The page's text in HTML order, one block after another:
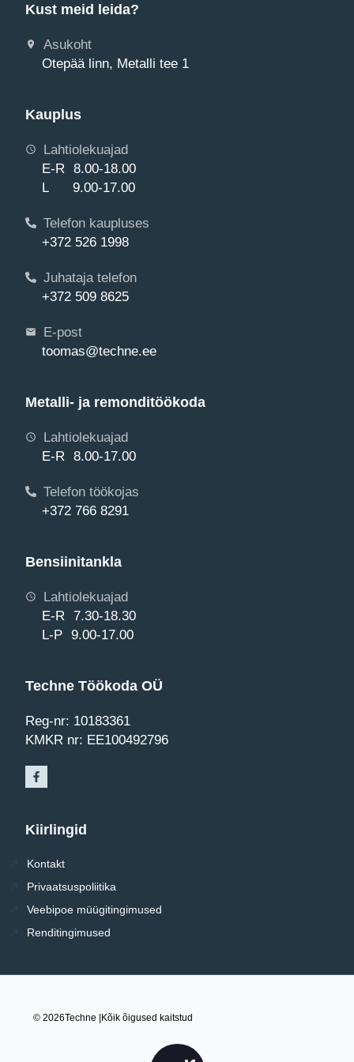
Kust meid leida?
Asukoht
Otepää linn, Metalli tee 1
Kauplus
Lahtiolekuajad
E-R 8.00-18.00
L 9.00-17.00
Telefon kaupluses
+372 526 1998
Juhataja telefon
+372 509 8625
E-post
toomas@techne.ee
Metalli- ja remonditöökoda
Lahtiolekuajad
E-R 8.00-17.00
Telefon töökojas
+372 766 8291
Bensiinitankla
Lahtiolekuajad
E-R 7.30-18.30
L-P 9.00-17.00
Techne Töökoda OÜ
Reg-nr: 10183361
KMKR nr: EE100492796
Kiirlingid
Kontakt
Privaatsuspoliitika
Veebipoe müügitingimused
Renditingimused
© 2026Techne | Kõik õigused kaitstud